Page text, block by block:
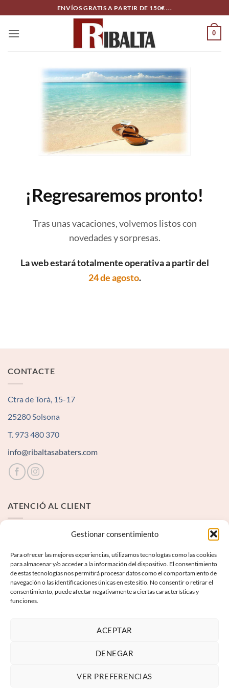
Gestionar consentimiento
Para ofrecer las mejores experiencias, utilizamos tecnologías como las cookies
para almacenar y/o acceder a la información del dispositivo. El consentimiento
de estas tecnologías nos permitirá procesar datos como el comportamiento de
navegación o las identificaciones únicas en este sitio. No consentir o retirar el
consentimiento, puede afectar negativamente a ciertas características y
funciones.
ACEPTAR
DENEGAR
VER PREFERENCIAS
to
content
ENVÍOS GRATIS A PARTIR DE 150€ ...
0
¡Regresaremos pronto!
Tras unas vacaciones, volvemos listos con
novedades y sorpresas.
La web estará totalmente operativa a partir del
24 de agosto.
CONTACTE
Ctra de Torà, 15-17
25280 Solsona
T. 973 480 370
info@ribaltasabaters.com
ATENCIÓ AL CLIENT
INFORMACIÓ LEGAL
Avís Legal